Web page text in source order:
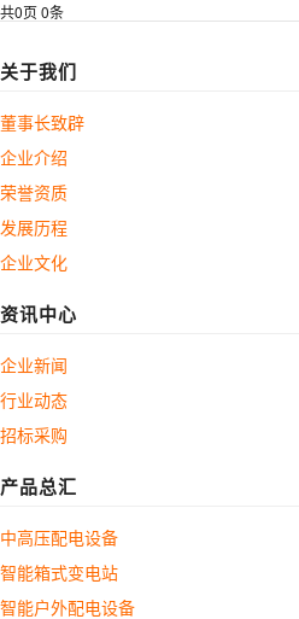
共0页0条
关于我们
董事长致辟
企业介绍
荣誉资质
发展历程
企业文化
资讯中心
企业新闻
行业动态
招标采购
产品总汇
中高压配电设备
智能箱式变电站
智能户外配电设备